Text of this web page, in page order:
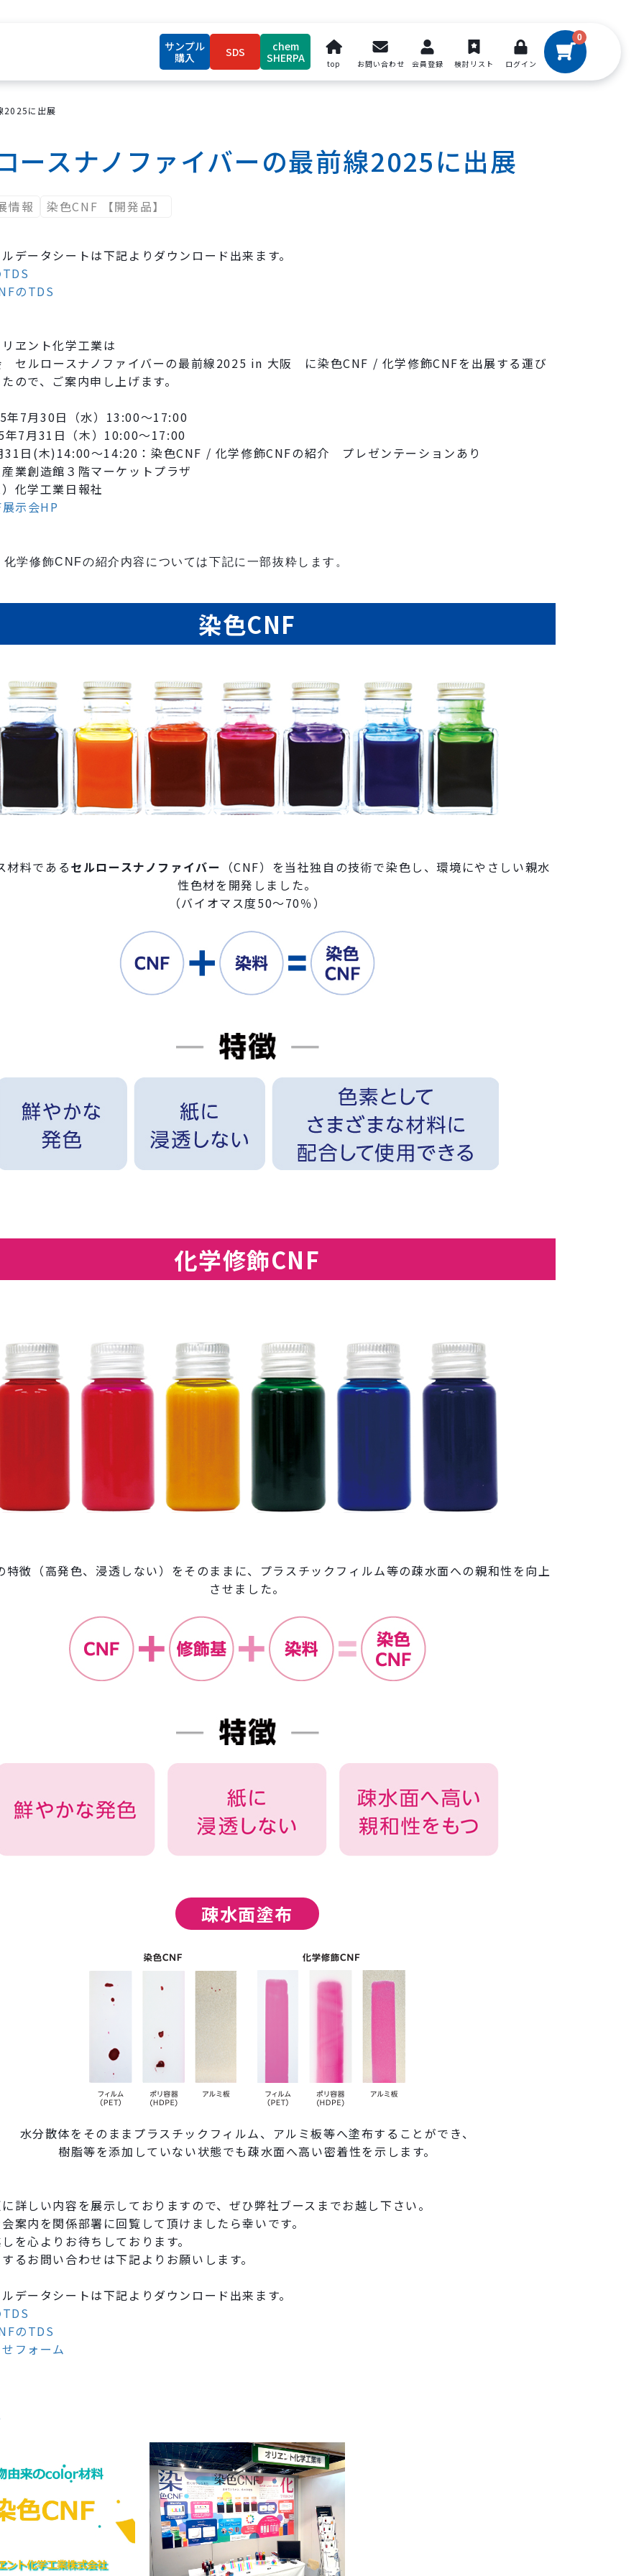
サンプル
購入
SDS
chem
SHERPA
top お問い合わせ 会員登録 検討リスト ログイン
0
2025に出展
ースナノファイバーの最前線2025に出展
情報 染色CNF 【開発品】
データシートは下記よりダウンロード出来ます。
のTDS
ヱント化学工業は
セルロースナノファイバーの最前線2025 in 大阪 に染色CNF / 化学修飾CNFを出展する運び
ので、ご案内申し上げます。
年7月30日（水）13:00～17:00
31日（木）10:00～17:00
)14:00～14:20：染色CNF / 化学修飾CNFの紹介 プレゼンテーションあり
業創造館３階マーケットプラザ
化学工業日報社
示会HP
学修飾CNFの紹介内容については下記に一部抜粋します。
染色CNF
材料であるセルロースナノファイバー
（CNF）を当社独自の技術で染色し、環境にやさしい親水
性色材を開発しました。
（バイオマス度50〜70％）
化学修飾CNF
特徴（高発色、浸透しない）をそのままに、プラスチックフィルム等の疎水面への親和性を向上
させました。
疎水面塗布
水分散体をそのままプラスチックフィルム、アルミ板等へ塗布することができ、
樹脂等を添加していない状態でも疎水面へ高い密着性を示します。
詳しい内容を展示しておりますので、ぜひ弊社ブースまでお越し下さい。
案内を関係部署に回覧して頂けましたら幸いです。
を心よりお待ちしております。
るお問い合わせは下記よりお願いします。
データシートは下記よりダウンロード出来ます。
のTDS
フォーム